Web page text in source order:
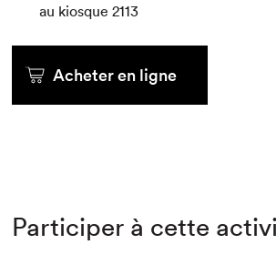
au kiosque 2113
Acheter en ligne
Participer à cette